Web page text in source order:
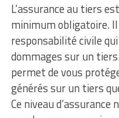
L’assurance au tiers
minimum obligatoire. Il
responsabilité civile
dommages sur un
permet de vous
générés sur un tiers
Ce niveau d’assurance